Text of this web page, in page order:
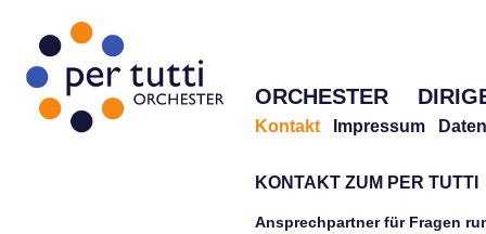
ORCHESTER
Kontakt Impressum
KONTAKT ZUM PER TUTTI
Ansprechpartner für Fragen